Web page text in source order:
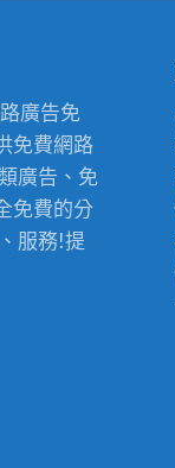
廣告免
免費網路
廣告、免
免費的分
服務!提